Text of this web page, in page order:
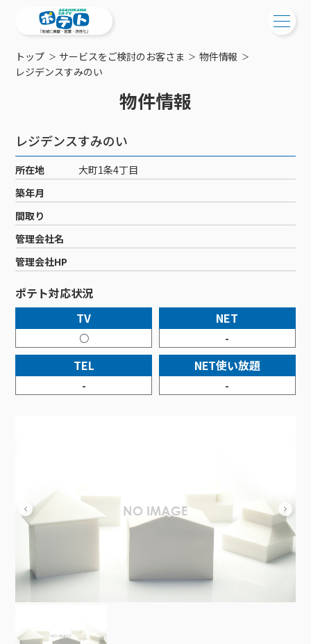
ご検討中の方
工事・配線について
新居をご検討中の方へ
ポテトを導入している集合住宅
物件情報
特典・キャンペーン
おトクな割引サービス
ご加入中の方
ご加入中のサービス確認・変更
WEBメール
サポートサービス
サポートサービストップ
リモートコール
回線速度測定
接続・設定⽅法
訪問サポート＆サポートパックサービス料⾦表
新着情報
メンテナンス・障害情報
ポテトからのプレゼント
イベントカレンダー
講座のご案内
サービス案内
サービス案内
ケーブルテレビ
ケーブルテレビトップ
チャンネル紹介
料⾦プラン
NHK衛星受信料団体⼀括⽀払
機器⼀覧
インターネット
インターネットトップ
料⾦プラン
Wi-Fiサービス
ポテトホーム防犯カメラ
オプションサービス
インターネットギガシェアプラン
固定電話
固定電話トップ
基本料⾦・通話料⾦
オプションサービス
auスマートバリュー
auまとめトーク
ポテトスマートフォントップ
料⾦プラン
機種⼀覧
オプションサービス
でんき
でんきトップ
ポラリンでんき×ポテト
ポテトでんき
暮らしを快適にするサービス
暮らしを快適にするサービストップ
ポテトライフメール
コミチャン
お困りの方はこちら
会社案内
メンテナンス
障害情報
トップ サービスをご検討のお客さま
物件情報
レジデンスすみのい
物件情報
レジデンスすみのい
所在地
大町1条4丁目
築年月
間取り
管理会社名
管理会社HP
ポテト対応状況
TV
○
NET
-
TEL
-
NET使い放題
-